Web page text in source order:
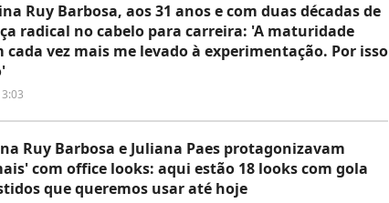
Ruy Barbosa, aos 31 anos e com duas décadas de
radical no cabelo para carreira: 'A maturidade
vez mais me levado à experimentação. Por isso
Ruy Barbosa e Juliana Paes protagonizavam
com office looks: aqui estão 18 looks com gola
que queremos usar até hoje